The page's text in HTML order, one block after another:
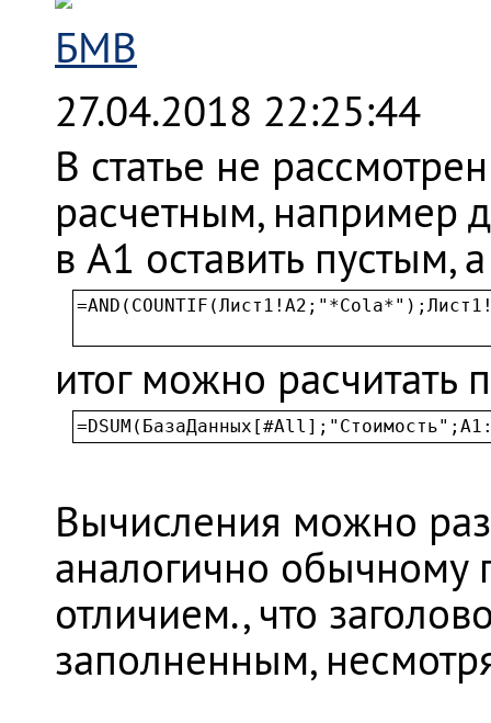
БМВ
27.04.2018 22:25:44
В статье не
расчетным, например
в A1 оставить пустым,
итог можно расчитать
Вычисления можно
аналогично
отличием., что
заполненным,